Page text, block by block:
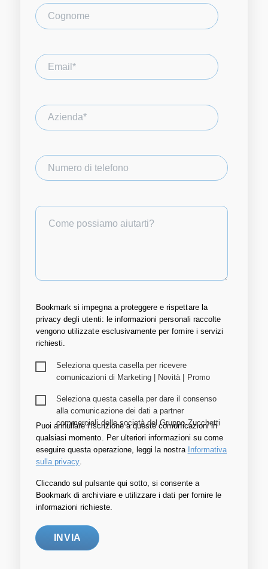
Bookmark si impegna a proteggere e rispettare la
privacy degli utenti: le informazioni personali raccolte
vengono utilizzate esclusivamente per fornire i servizi
richiesti.
Seleziona questa casella per ricevere
comunicazioni di Marketing | Novità | Promo
Seleziona questa casella per dare il consenso
alla comunicazione dei dati a partner
commerciali delle società del Gruppo Zucchetti
Puoi annullare l'iscrizione a queste comunicazioni in
qualsiasi momento. Per ulteriori informazioni su come
eseguire questa operazione, leggi la nostra Informativa
sulla privacy.
Cliccando sul pulsante qui sotto, si consente a
Bookmark di archiviare e utilizzare i dati per fornire le
informazioni richieste.